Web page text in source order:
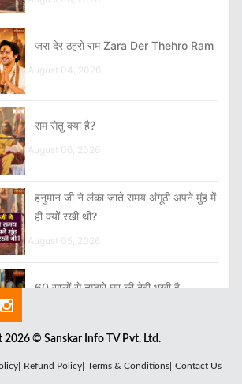
जरा देर ठहरो राम Zara Der Thehro Ram
August 04, 2026
राम सेतु क्या है?
August 06, 2026
हनुमान जी ने लंका जाते समय अंगूठी अपने मुंह में
ही क्यों रखी थी?
August 05, 2026
60 सालों से तुम्हारे घर की देवी भूखी है
मेरे गुरुवर तेरी नौकरी सबसे बढ़िया है सबसे खरी
2026 © Sanskar Info TV Pvt. Ltd.
Refund Policy| Terms & Conditions| Contact Us